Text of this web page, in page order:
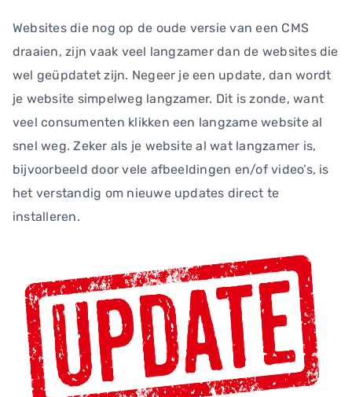
Websites die nog op de oude versie van een CMS
draaien, zijn vaak veel langzamer dan de websites die
wel geüpdatet zijn. Negeer je een update, dan wordt
je website simpelweg langzamer. Dit is zonde, want
veel consumenten klikken een langzame website al
snel weg. Zeker als je website al wat langzamer is,
bijvoorbeeld door vele afbeeldingen en/of video’s, is
het verstandig om nieuwe updates direct te
installeren.